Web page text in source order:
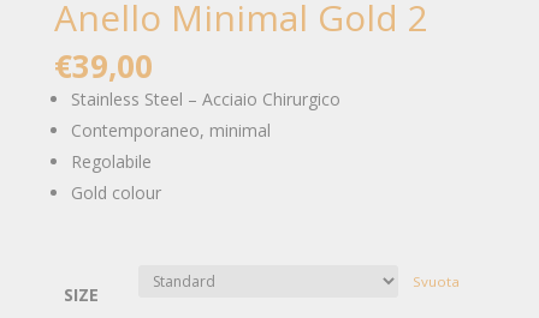
Anello Minimal Gold 2
€39,00
Stainless Steel – Acciaio Chirurgico
Contemporaneo, minimal
Regolabile
Gold colour
SIZE
Svuota